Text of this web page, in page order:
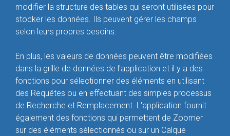
modifier la structure des tables qui seront utilisées pour
stocker les données. Ils peuvent gérer les champs
selon leurs propres besoins.
En plus, les valeurs de données peuvent être modifiées
dans la grille de données de l'application et il y a des
fonctions pour sélectionner des éléments en utilisant
des Requêtes ou en effectuant des simples processus
de Recherche et Remplacement. L'application fournit
également des fonctions qui permettent de Zoomer
sur des éléments sélectionnés ou sur un Calque